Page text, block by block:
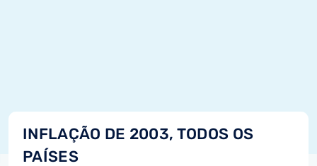
INFLAÇÃO DE 2003, TODOS OS
PAÍSES